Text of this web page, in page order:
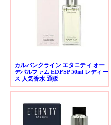
カルバンクライン エタニティ オー
デパルファム EDP SP 50ml レディー
ス 人気香水 通販